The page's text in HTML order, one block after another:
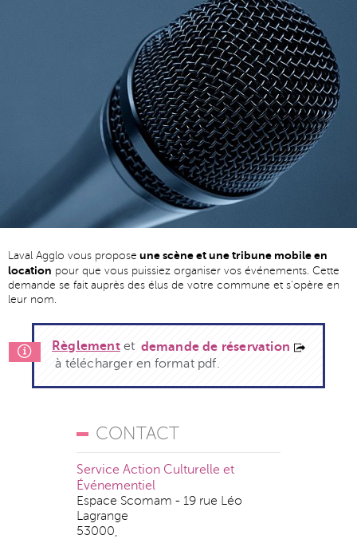
Laval Agglo vous propose une scène et une tribune mobile en
location pour que vous puissiez organiser vos événements. Cette
demande se fait auprès des élus de votre commune et s'opère en
leur nom.
Règlementet demande de réservation
à télécharger en format pdf.
CONTACT
Service Action Culturelle et
Événementiel
Espace Scomam - 19 rue Léo
Lagrange
53000,